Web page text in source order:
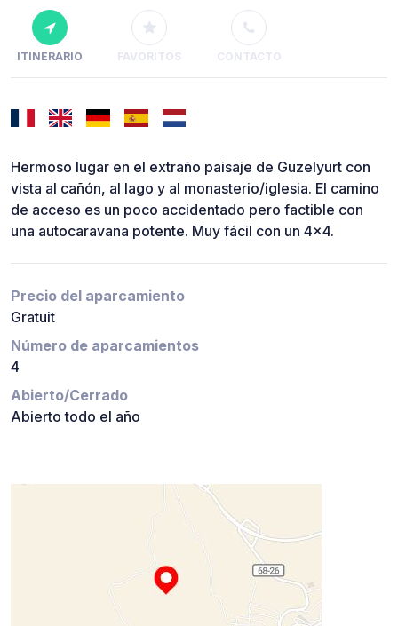
ITINERARIO FAVORITOS CONTACTO
Hermoso lugar en el extraño paisaje de Guzelyurt con
vista al cañón, al lago y al monasterio/iglesia. El camino
de acceso es un poco accidentado pero factible con
una autocaravana potente. Muy fácil con un 4x4.
Precio del aparcamiento
Gratuit
Número de aparcamientos
4
Abierto/Cerrado
Abierto todo el año